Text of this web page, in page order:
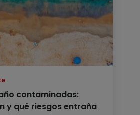
contaminadas:
y qué riesgos entraña